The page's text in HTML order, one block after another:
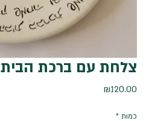
צלחת עם ברכת הבית
₪120.00
כמות *